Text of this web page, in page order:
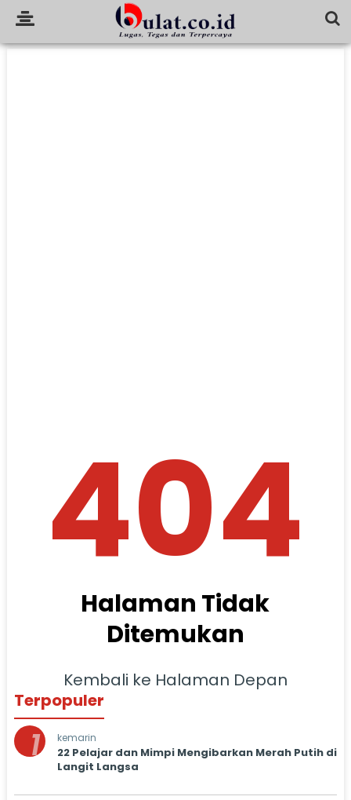
404
Halaman Tidak
Ditemukan
Kembali ke Halaman Depan
Terpopuler
1 kemarin
22 Pelajar dan Mimpi Mengibarkan Merah Putih di
Langit Langsa